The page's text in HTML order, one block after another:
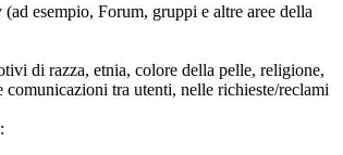
esempio, Forum, gruppi e altre aree della
di razza, etnia, colore della pelle, religione,
tra utenti, nelle richieste/reclami